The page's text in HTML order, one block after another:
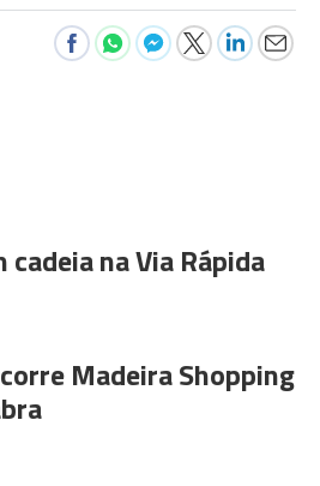
na Via Rápida
Madeira Shopping